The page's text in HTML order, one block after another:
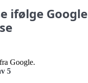
ifølge Google
Google.
5